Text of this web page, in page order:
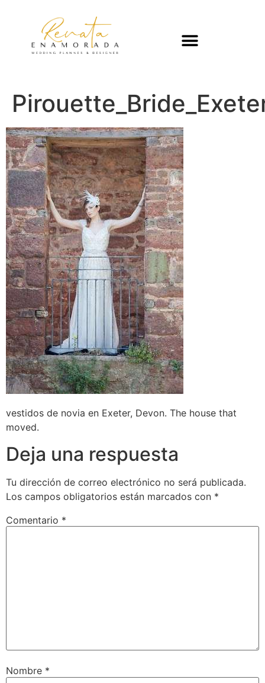
vestidos de novia en Exeter, Devon. The house that
moved.
Deja una respuesta
Tu dirección de correo electrónico no será publicada.
Los campos obligatorios están marcados con *
Comentario *
Nombre *